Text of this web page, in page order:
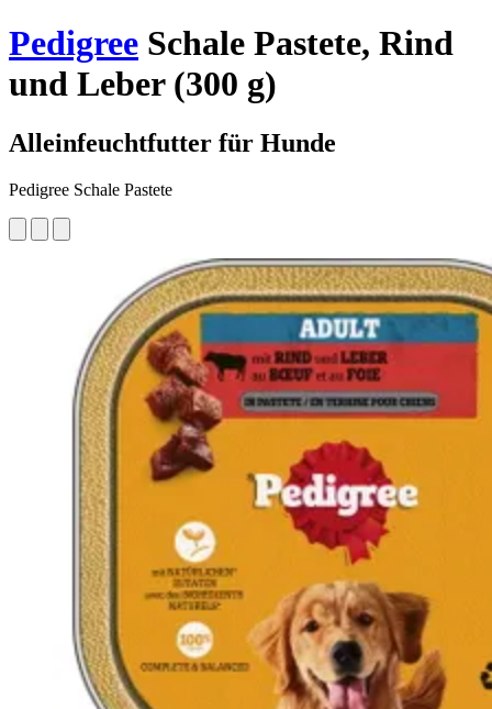
Pedigree Schale Pastete, Rind
und Leber (300 g)
Alleinfeuchtfutter für Hunde
Pedigree Schale Pastete